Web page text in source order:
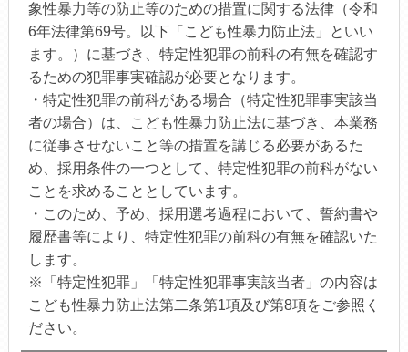
象性暴力等の防止等のための措置に関する法律（令和
6年法律第69号。以下「こども性暴力防止法」といい
ます。）に基づき、特定性犯罪の前科の有無を確認す
るための犯罪事実確認が必要となります。
・特定性犯罪の前科がある場合（特定性犯罪事実該当
者の場合）は、こども性暴力防止法に基づき、本業務
に従事させないこと等の措置を講じる必要があるた
め、採用条件の一つとして、特定性犯罪の前科がない
ことを求めることとしています。
・このため、予め、採用選考過程において、誓約書や
履歴書等により、特定性犯罪の前科の有無を確認いた
します。
※「特定性犯罪」「特定性犯罪事実該当者」の内容は
こども性暴力防止法第二条第1項及び第8項をご参照く
ださい。